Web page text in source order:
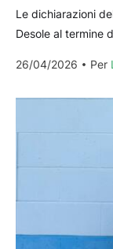
Le dichiarazioni
Desole al termine
26/04/2026
Per